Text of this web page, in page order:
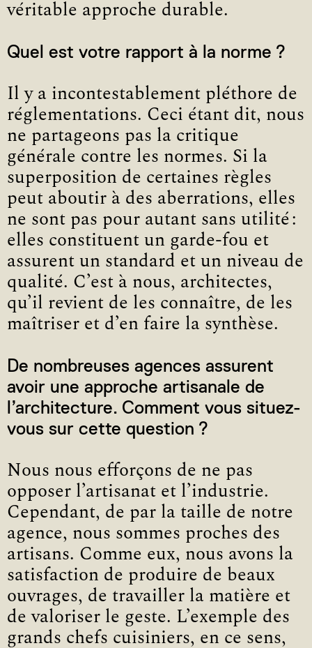
véritable approche durable.
Quel est votre rapport à la norme ?
Il y a incontestablement pléthore de
réglementations. Ceci étant dit, nous
ne partageons pas la critique
générale contre les normes. Si la
superposition de certaines règles
peut aboutir à des aberrations, elles
ne sont pas pour autant sans utilité :
elles constituent un garde-fou et
assurent un standard et un niveau de
qualité. C’est à nous, architectes,
qu’il revient de les connaître, de les
maîtriser et d’en faire la synthèse.
De nombreuses agences assurent
avoir une approche artisanale de
l’architecture. Comment vous situez-
vous sur cette question ?
Nous nous efforçons de ne pas
opposer l’artisanat et l’industrie.
Cependant, de par la taille de notre
agence, nous sommes proches des
artisans. Comme eux, nous avons la
satisfaction de produire de beaux
ouvrages, de travailler la matière et
de valoriser le geste. L’exemple des
grands chefs cuisiniers, en ce sens,